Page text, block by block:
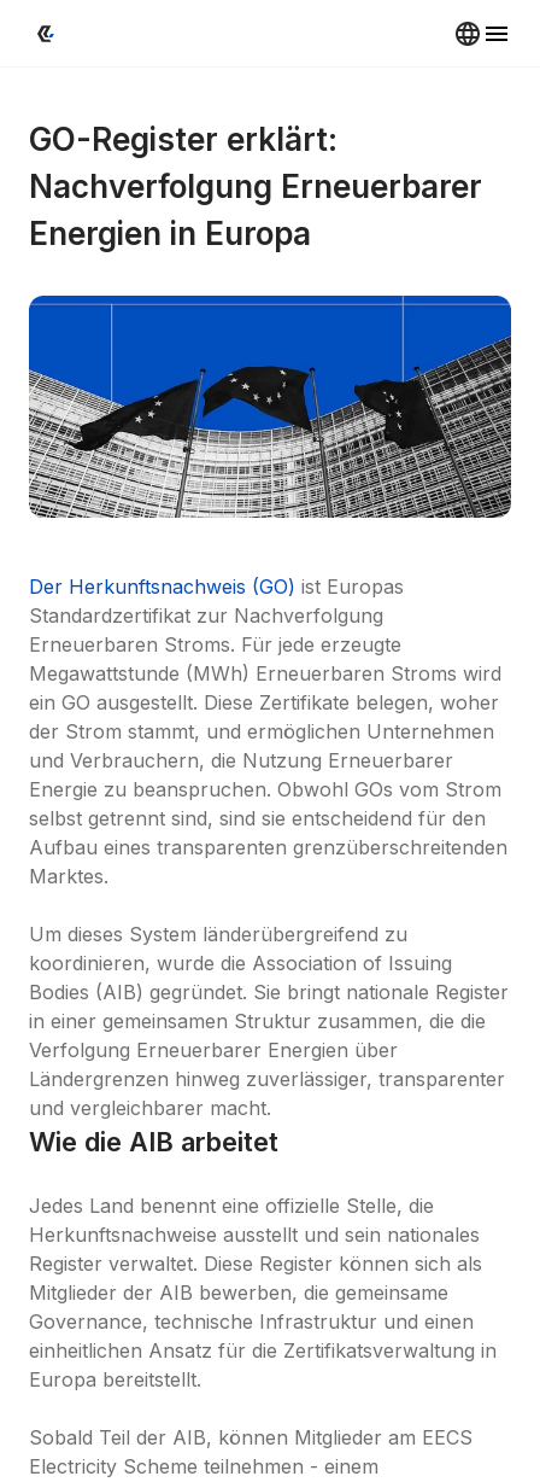
GO-Register erklärt:
Nachverfolgung Erneuerbarer
Energien in Europa
Der Herkunftsnachweis (GO) ist Europas
Standardzertifikat zur Nachverfolgung
Erneuerbaren Stroms. Für jede erzeugte
Megawattstunde (MWh) Erneuerbaren Stroms wird
ein GO ausgestellt. Diese Zertifikate belegen, woher
der Strom stammt, und ermöglichen Unternehmen
und Verbrauchern, die Nutzung Erneuerbarer
Energie zu beanspruchen. Obwohl GOs vom Strom
selbst getrennt sind, sind sie entscheidend für den
Aufbau eines transparenten grenzüberschreitenden
Marktes.
Um dieses System länderübergreifend zu
koordinieren, wurde die Association of Issuing
Bodies (AIB) gegründet. Sie bringt nationale Register
in einer gemeinsamen Struktur zusammen, die die
Verfolgung Erneuerbarer Energien über
Ländergrenzen hinweg zuverlässiger, transparenter
und vergleichbarer macht.
Wie die AIB arbeitet
Jedes Land benennt eine offizielle Stelle, die
Herkunftsnachweise ausstellt und sein nationales
Register verwaltet. Diese Register können sich als
Mitglieder der AIB bewerben, die gemeinsame
Governance, technische Infrastruktur und einen
einheitlichen Ansatz für die Zertifikatsverwaltung in
Europa bereitstellt.
Sobald Teil der AIB, können Mitglieder am EECS
Electricity Scheme teilnehmen - einem